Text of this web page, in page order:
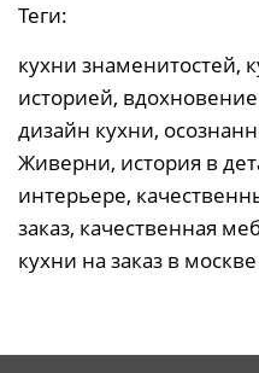
Теги:
кухни знаменитостей,
историей,
дизайн кухни,
Живерни, история в
интерьере,
заказ, качественная
кухни на заказ в москве